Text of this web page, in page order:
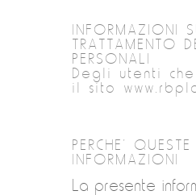
INFORMAZIONI
TRATTAMENTO
PERSONALI
Degli utenti che
il sito
PERCHE’ QUESTE
INFORMAZIONI
La presente